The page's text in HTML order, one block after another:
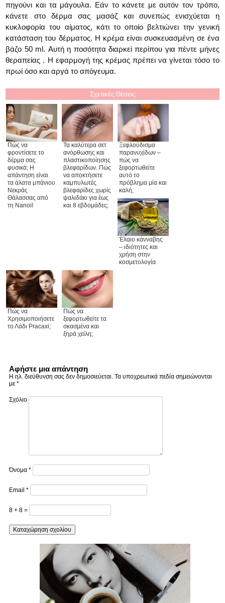
πηγούνι και τα μάγουλα. Εάν το κάνετε με αυτόν τον τρόπο,
κάνετε στο δέρμα σας μασάζ και συνεπώς ενισχύεται η
κυκλοφορία του αίματος, κάτι το οποίο βελτιώνει την γενική
κατάσταση του δέρματος. Η κρέμα είναι συσκευασμένη σε ένα
βάζο 50 ml. Αυτή η ποσότητα διαρκεί περίπου για πέντε μήνες
θεραπείας . Η εφαρμογή της κρέμας πρέπει να γίνεται τόσο το
πρωί όσο και αργά το απόγευμα.
Σχετικές Θέσεις
Πώς να
φροντίσετε το
δέρμα σας
φυσικά; Η
απάντηση είναι
τα άλατα μπάνιου
Νεκράς
Θάλασσας από
τη Nanoil
Τα καλύτερα σετ
ανόρθωσης και
πλαστικοποίησης
βλεφαρίδων. Πώς
να αποκτήσετε
καμπυλωτές
βλεφαρίδες χωρίς
ψαλιδάκι για έως
και 8 εβδομάδες;
Ξεφλούδισμα
παρανυχίδων –
πώς να
ξεφορτωθείτε
αυτό το
πρόβλημα μία και
καλή;
Έλαιο κάνναβης
– ιδιότητες και
χρήση στην
κοσμετολογία
Πώς να
Χρησιμοποιήσετε
το Λάδι Pracaxi;
Πώς να
ξεφορτωθείτε τα
σκασμένα και
ξηρά χείλη;
Αφήστε μια απάντηση
Η ηλ. διεύθυνση σας δεν δημοσιεύεται. Τα υποχρεωτικά πεδία σημειώνονται
με*
Σχόλιο
Όνομα*
Email*
8 + 8 =